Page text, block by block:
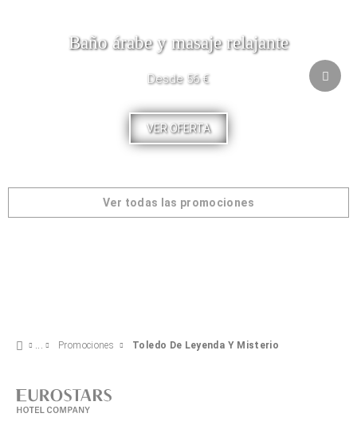
Baño árabe y masaje relajante
Desde 56 €
VER OFERTA
Ver todas las promociones
Promociones Toledo De Leyenda Y Misterio